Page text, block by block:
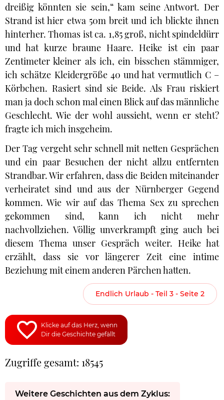
dreißig könnten sie sein,“ kam seine Antwort. Der
Strand ist hier etwa 50m breit und ich blickte ihnen
hinterher. Thomas ist ca. 1,85 groß, nicht spindeldürr
und hat kurze braune Haare. Heike ist ein paar
Zentimeter kleiner als ich, ein bisschen stämmiger,
ich schätze Kleidergröße 40 und hat vermutlich C –
Körbchen. Rasiert sind sie Beide. Als Frau riskiert
man ja doch schon mal einen Blick auf das männliche
Geschlecht. Wie der wohl aussieht, wenn er steht?
fragte ich mich insgeheim.
Der Tag vergeht sehr schnell mit netten Gesprächen
und ein paar Besuchen der nicht allzu entfernten
Strandbar. Wir erfahren, dass die Beiden miteinander
verheiratet sind und aus der Nürnberger Gegend
kommen. Wie wir auf das Thema Sex zu sprechen
gekommen sind, kann ich nicht mehr
nachvollziehen. Völlig unverkrampft ging auch bei
diesem Thema unser Gespräch weiter. Heike hat
erzählt, dass sie vor längerer Zeit eine intime
Beziehung mit einem anderen Pärchen hatten.
Endlich Urlaub - Teil 3 - Seite 2
Klicke auf das Herz, wenn
Dir die Geschichte gefällt
Zugriffe gesamt: 18545
Weitere Geschichten aus dem Zyklus: